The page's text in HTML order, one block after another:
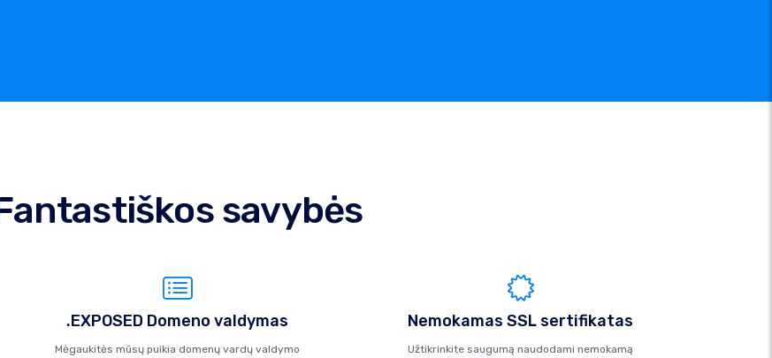
savybės
.EXPOSED Domeno valdymas
Mėgaukitės mūsų puikia domenų vardų valdymo
Nemokamas SSL sertifikatas
Užtikrinkite saugumą naudodami nemokamą